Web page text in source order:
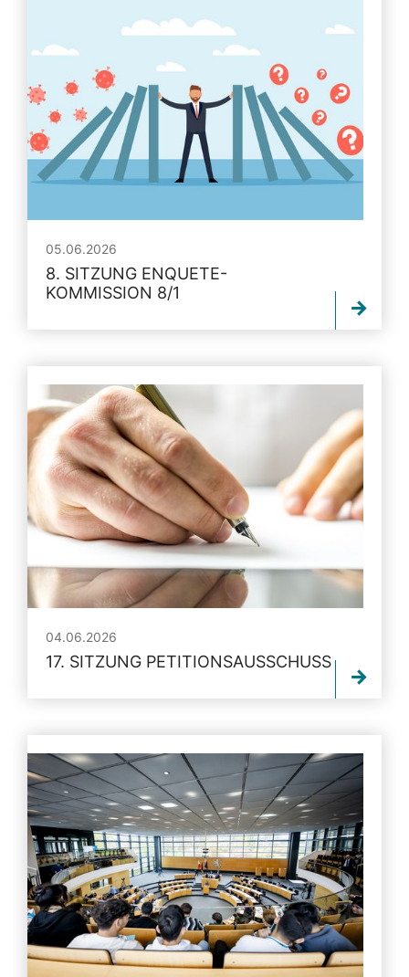
05.06.2026
8. SITZUNG ENQUETE-
KOMMISSION 8/1
04.06.2026
17. SITZUNG PETITIONSAUSSCHUSS